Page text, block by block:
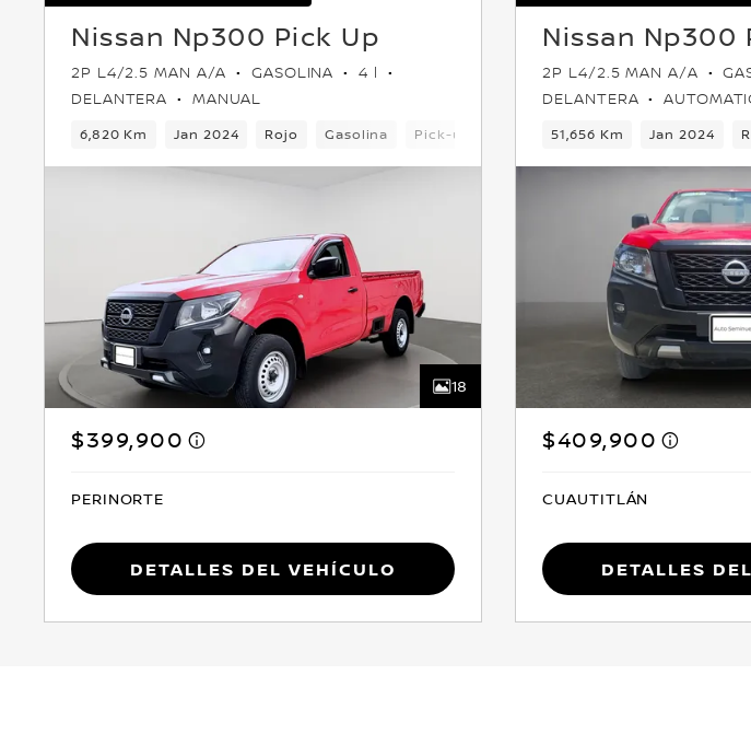
Nissan Np300 Pick Up
2P L4/2.5 MAN A/A GASOLINA
4 l
DELANTERA
MANUAL
6,820 Km Jan 2024 Rojo Gasolina Pick-up Delantera
18
$399,900
PERINORTE
Detalles del vehículo
Nissan Np300
2P L4/2.5 MAN A/A
DELANTERA
51,656 Km Jan 2024
$409,900
CUAUTITLÁN
Detalles